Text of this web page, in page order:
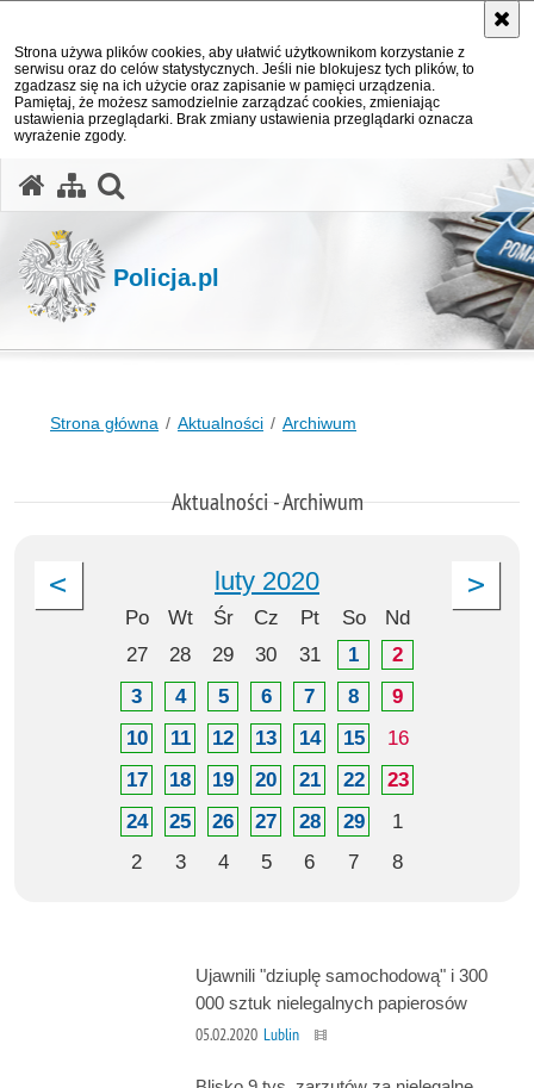
Strona używa plików cookies, aby ułatwić użytkownikom korzystanie z
serwisu oraz do celów statystycznych. Jeśli nie blokujesz tych plików, to
zgadzasz się na ich użycie oraz zapisanie w pamięci urządzenia.
Pamiętaj, że możesz samodzielnie zarządzać cookies, zmieniając
ustawienia przeglądarki. Brak zmiany ustawienia przeglądarki oznacza
wyrażenie zgody.
Policja.pl
Strona główna Aktualności Archiwum
Aktualności - Archiwum
luty 2020
Po Wt Śr Cz Pt So
Nd
27
28 29 30 31 1
2
3
4 5 6 7 8
9
10
11 12 13 14 15
16
17
18 19 20 21 22
23
24
25 26 27 28 29
1
2
3 4 5 6 7 8
Ujawnili "dziuplę samochodową" i 300
000 sztuk nielegalnych papierosów
05.02.2020 Lublin